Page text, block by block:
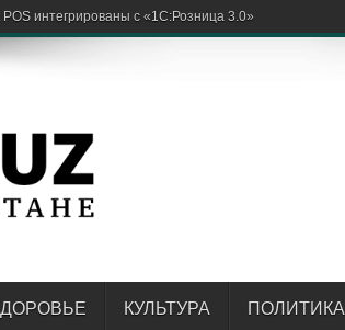
интегрированы с «1С:Розница 3.0»
КУЛЬТУРА ПОЛИТИКА